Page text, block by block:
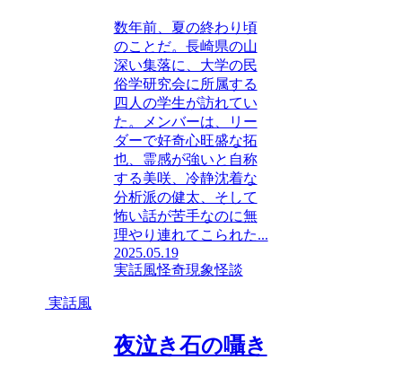
数年前、夏の終わり頃
のことだ。長崎県の山
深い集落に、大学の民
俗学研究会に所属する
四人の学生が訪れてい
た。メンバーは、リー
ダーで好奇心旺盛な拓
也、霊感が強いと自称
する美咲、冷静沈着な
分析派の健太、そして
怖い話が苦手なのに無
理やり連れてこられた...
2025.05.19
実話風怪奇現象怪談
実話風
夜泣き石の囁き